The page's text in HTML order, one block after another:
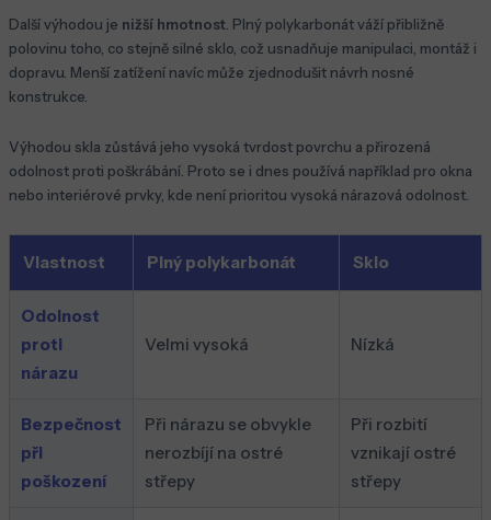
Další výhodou je nižší hmotnost . Plný polykarbonát váží přibližně
polovinu toho, co stejně silné sklo, což usnadňuje manipulaci, montáž i
dopravu. Menší zatížení navíc může zjednodušit návrh nosné
konstrukce.
Výhodou skla zůstává jeho vysoká tvrdost povrchu a přirozená
odolnost proti poškrábání. Proto se i dnes používá například pro okna
nebo interiérové prvky, kde není prioritou vysoká nárazová odolnost.
Vlastnost Plný polykarbonát Sklo
Odolnost
proti
nárazu
Velmi vysoká Nízká
Bezpečnost
při
poškození
Při nárazu se obvykle
nerozbíjí na ostré
střepy
Při rozbití
vznikají ostré
střepy